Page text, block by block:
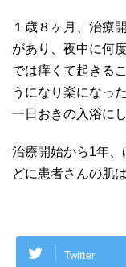
１歳８ヶ月、治療
があり、夜中に何
では痒くて起きる
うになり楽になっ
一日おきの入浴に
治療開始から1年
どに患者さんの肌
Twitter